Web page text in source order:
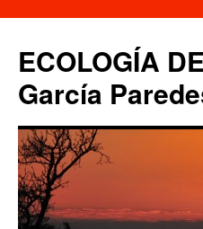
contenido
ECOLOGÍA
García